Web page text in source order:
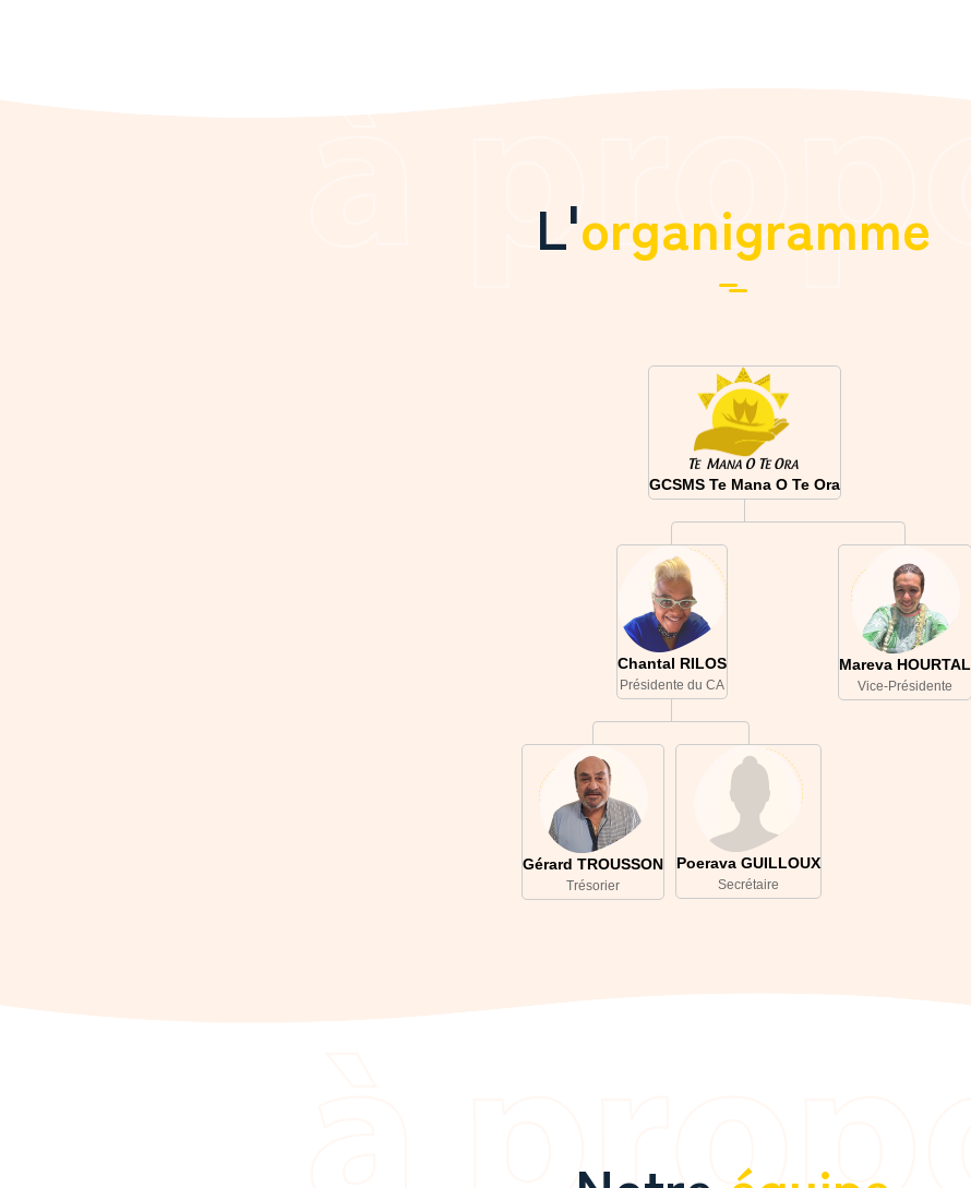
L'organigramme
GCSMS Te Mana O Te Ora
Chantal RILOS
Présidente du CA
Gérard TROUSSON
Trésorier
Poerava GUILLOUX
Secrétaire
Mareva HOURTAL
Vice-Présidente